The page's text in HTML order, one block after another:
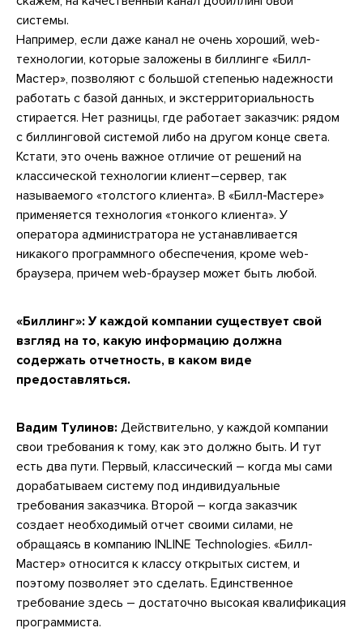
системы.
Например, если даже канал не очень хороший, web-
технологии, которые заложены в биллинге «Билл-
Мастер», позволяют с большой степенью надежности
работать с базой данных, и экстерриториальность
стирается. Нет разницы, где работает заказчик: рядом
с биллинговой системой либо на другом конце света.
Кстати, это очень важное отличие от решений на
классической технологии клиент–сервер, так
называемого «толстого клиента». В «Билл-Мастере»
применяется технология «тонкого клиента». У
оператора администратора не устанавливается
никакого программного обеспечения, кроме web-
браузера, причем web-браузер может быть любой.
«Биллинг»: У каждой компании существует свой
взгляд на то, какую информацию должна
содержать отчетность, в каком виде
предоставляться.
Вадим Тулинов: Действительно, у каждой компании
свои требования к тому, как это должно быть. И тут
есть два пути. Первый, классический – когда мы сами
дорабатываем систему под индивидуальные
требования заказчика. Второй – когда заказчик
создает необходимый отчет своими силами, не
обращаясь в компанию INLINE Technologies. «Билл-
Мастер» относится к классу открытых систем, и
поэтому позволяет это сделать. Единственное
требование здесь – достаточно высокая квалификация
программиста.